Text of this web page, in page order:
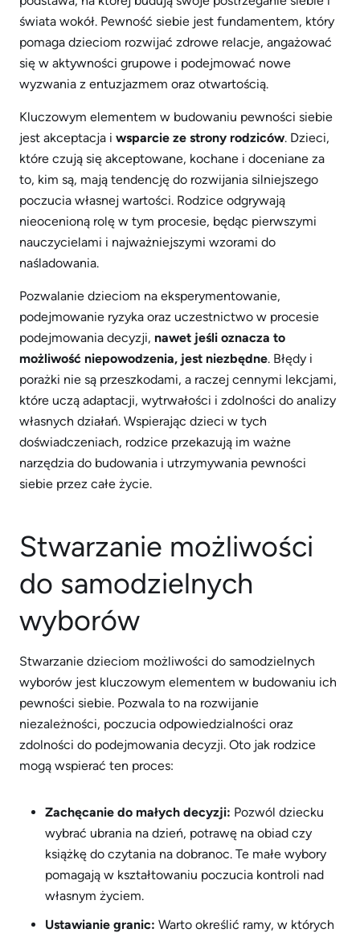
świata wokół. Pewność siebie jest fundamentem, który
pomaga dzieciom rozwijać zdrowe relacje, angażować
się w aktywności grupowe i podejmować nowe
wyzwania z entuzjazmem oraz otwartością.
Kluczowym elementem w budowaniu pewności siebie
jest akceptacja i wsparcie ze strony rodziców. Dzieci,
które czują się akceptowane, kochane i doceniane za
to, kim są, mają tendencję do rozwijania silniejszego
poczucia własnej wartości. Rodzice odgrywają
nieocenioną rolę w tym procesie, będąc pierwszymi
nauczycielami i najważniejszymi wzorami do
naśladowania.
Pozwalanie dzieciom na eksperymentowanie,
podejmowanie ryzyka oraz uczestnictwo w procesie
podejmowania decyzji, nawet jeśli oznacza to
możliwość niepowodzenia, jest niezbędne. Błędy i
porażki nie są przeszkodami, a raczej cennymi lekcjami,
które uczą adaptacji, wytrwałości i zdolności do analizy
własnych działań. Wspierając dzieci w tych
doświadczeniach, rodzice przekazują im ważne
narzędzia do budowania i utrzymywania pewności
siebie przez całe życie.
Stwarzanie możliwości
do samodzielnych
wyborów
Stwarzanie dzieciom możliwości do samodzielnych
wyborów jest kluczowym elementem w budowaniu ich
pewności siebie. Pozwala to na rozwijanie
niezależności, poczucia odpowiedzialności oraz
zdolności do podejmowania decyzji. Oto jak rodzice
mogą wspierać ten proces:
Zachęcanie do małych decyzji: Pozwól dziecku
wybrać ubrania na dzień, potrawę na obiad czy
książkę do czytania na dobranoc. Te małe wybory
pomagają w kształtowaniu poczucia kontroli nad
własnym życiem.
Ustawianie granic: Warto określić ramy, w których